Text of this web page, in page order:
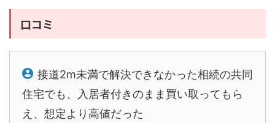
口コミ
接道2m未満で解決できなかった相続の共同
住宅でも、入居者付きのまま買い取ってもら
え、想定より高値だった